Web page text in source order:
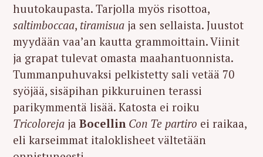
huutokaupasta. Tarjolla myös risottoa,
saltimboccaa, tiramisua ja sen sellaista. Juustot
myydään vaa’an kautta grammoittain. Viinit
ja grapat tulevat omasta maahantuonnista.
Tummanpuhuvaksi pelkistetty sali vetää 70
syöjää, sisäpihan pikkuruinen terassi
parikymmentä lisää. Katosta ei roiku
Tricoloreja ja Bocellin Con Te partiro ei raikaa,
eli karseimmat italoklisheet vältetään